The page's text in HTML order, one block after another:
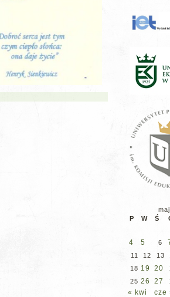
P
W Ś
4 5 6
11
12 13
18 19 20
25 26 27
« kwi cze